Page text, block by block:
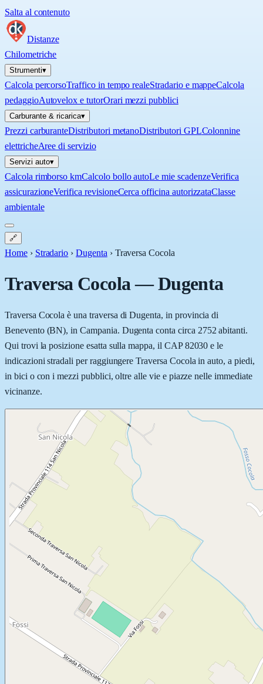
Salta al contenuto
Distanze
Chilometriche
Strumenti▾
Calcola percorsoTraffico in tempo realeStradario e mappeCalcola
pedaggioAutovelox e tutorOrari mezzi pubblici
Carburante & ricarica▾
Prezzi carburanteDistributori metanoDistributori GPLColonnine
elettricheAree di servizio
Servizi auto▾
Calcola rimborso kmCalcolo bollo autoLe mie scadenzeVerifica
assicurazioneVerifica revisioneCerca officina autorizzataClasse
ambientale
🔗
Home › Stradario › Dugenta › Traversa Cocola
Traversa Cocola—Dugenta
Traversa Cocola è una traversa di Dugenta, in provincia di
Benevento (BN), in Campania. Dugenta conta circa 2752 abitanti.
Qui trovi la posizione esatta sulla mappa, il CAP 82030 e le
indicazioni stradali per raggiungere Traversa Cocola in auto, a piedi,
in bici o con i mezzi pubblici, oltre alle vie e piazze nelle immediate
vicinanze.